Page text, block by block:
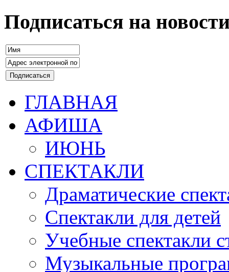
Подписаться на
ГЛАВНАЯ
АФИША
ИЮНЬ
СПЕКТАКЛИ
Драматические
Спектакли для детей
Учебные спектакли
Музыкальные